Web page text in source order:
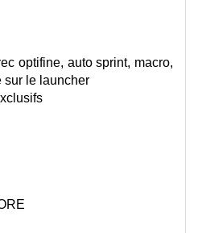
optifine, auto sprint, macro,
sur le launcher